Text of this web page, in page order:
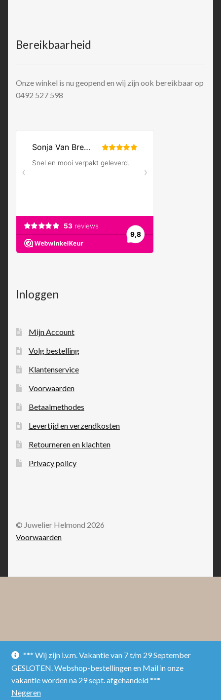
*** Wij zijn i.v.m. Vakantie van 7 t/m 29 September
GESLOTEN. Webshop-bestellingen en Mail in onze
vakantie worden na 29 sept. afgehandeld ***
Negeren
Bereikbaarheid
Onze winkel is nu geopend en wij zijn ook bereikbaar op
0492 527 598
Inloggen
Mijn Account
Volg bestelling
Klantenservice
Voorwaarden
Betaalmethodes
Levertijd en verzendkosten
Retourneren en klachten
Privacy policy
© Juwelier Helmond 2026
Voorwaarden